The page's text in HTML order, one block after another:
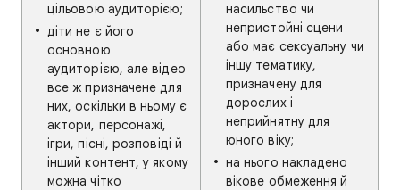
цільовою аудиторією;
діти не є його
основною
аудиторією, але відео
все ж призначене для
них, оскільки в ньому є
актори, персонажі,
ігри, пісні, розповіді й
інший контент, у якому
можна чітко
насильство чи
непристойні сцени
або має сексуальну чи
іншу тематику,
призначену для
дорослих і
неприйнятну для
юного віку;
на нього накладено
вікове обмеження й